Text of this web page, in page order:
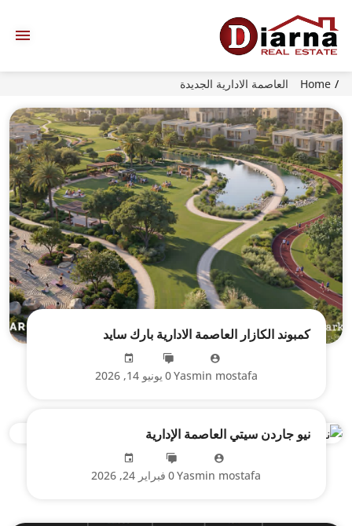
Home العاصمة الادارية الجديدة
كمبوند الكازار العاصمة الادارية بارك سايد
Yasmin mostafa
0 يونيو 14, 2026
نيو جاردن سيتي العاصمة الإدارية
Yasmin mostafa
0 فبراير 24, 2026